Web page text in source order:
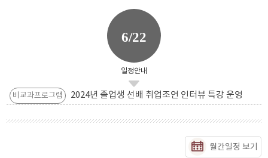
6/22
일정안내
비교과프로그램 2024년 졸업생 선배 취업조언 인터뷰 특강 운영
월간일정 보기